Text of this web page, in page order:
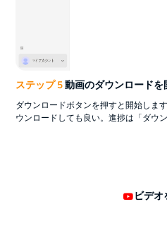
ステップ 5動画のダウンロードを
ダウンロードボタンを押すと開始しま
ウンロードしても良い。進捗は「ダウ
ビデオ